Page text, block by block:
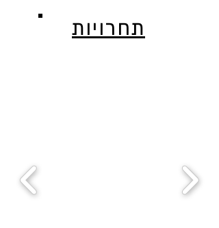
תחרויות